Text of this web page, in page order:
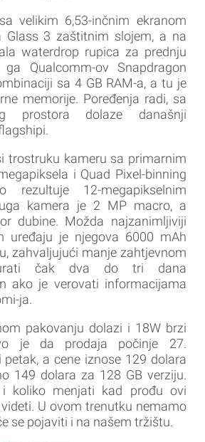
velikim 6,53-inčnim ekranom
Glass 3 zaštitnim slojem, a na
waterdrop rupica za prednju
ga Qualcomm-ov Snapdragon
sa 4 GB RAM-a, a tu je
memorije. Poređenja radi, sa
prostora dolaze današnji
trostruku kameru sa primarnim
i Quad Pixel-binning
rezultuje 12-megapikselnim
kamera je 2 MP macro, a
dubine. Možda najzanimljiviji
uređaju je njegova 6000 mAh
zahvaljujući manje zahtjevnom
čak dva do tri dana
ako je verovati informacijama
ja.
pakovanju dolazi i 18W brzi
je da prodaja počinje 27.
a cene iznose 129 dolara
149 dolara za 128 GB verziju.
koliko menjati kad prođu ovi
U ovom trenutku nemamo
se pojaviti i na našem tržištu.